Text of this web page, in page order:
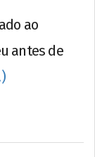
ao
antes de